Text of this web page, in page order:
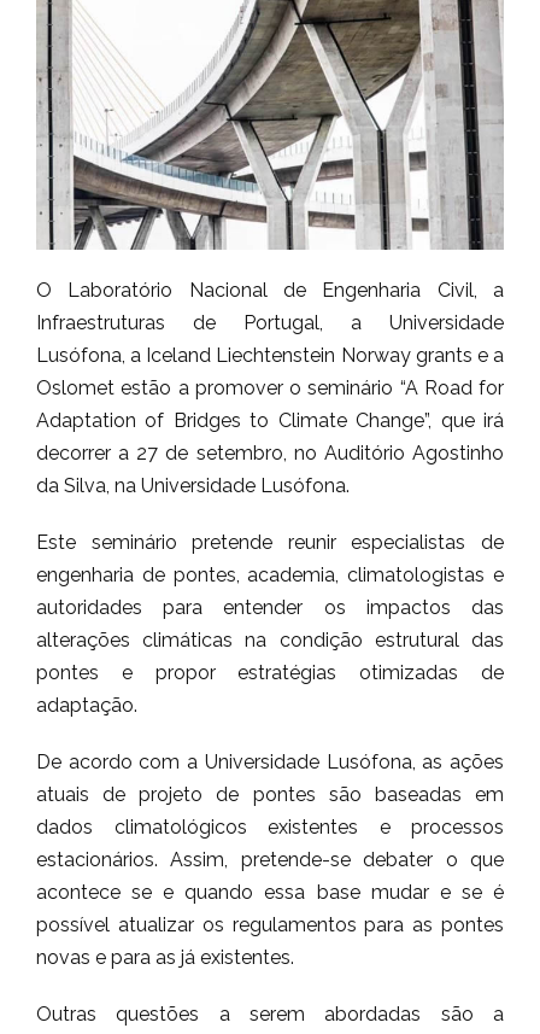
O Laboratório Nacional de Engenharia Civil, a
Infraestruturas de Portugal, a Universidade
Lusófona, a Iceland Liechtenstein Norway grants e a
Oslomet estão a promover o seminário “A Road for
Adaptation of Bridges to Climate Change”, que irá
decorrer a 27 de setembro, no Auditório Agostinho
da Silva, na Universidade Lusófona.
Este seminário pretende reunir especialistas de
engenharia de pontes, academia, climatologistas e
autoridades para entender os impactos das
alterações climáticas na condição estrutural das
pontes e propor estratégias otimizadas de
adaptação.
De acordo com a Universidade Lusófona, as ações
atuais de projeto de pontes são baseadas em
dados climatológicos existentes e processos
estacionários. Assim, pretende-se debater o que
acontece se e quando essa base mudar e se é
possível atualizar os regulamentos para as pontes
novas e para as já existentes.
Outras questões a serem abordadas são a